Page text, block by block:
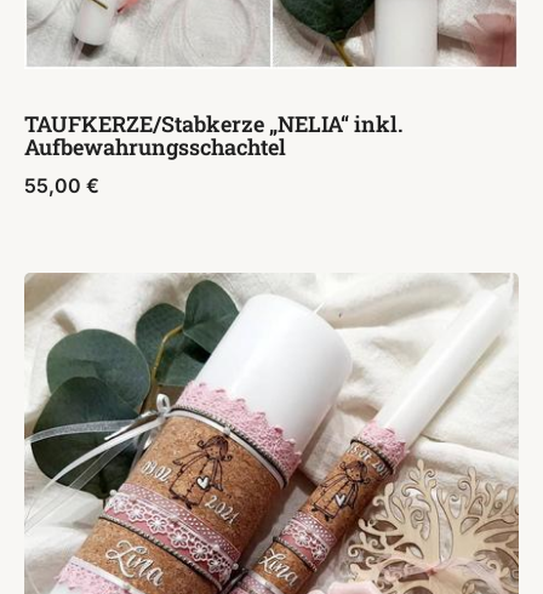
TAUFKERZE/Stabkerze „NELIA“ inkl.
Aufbewahrungsschachtel
55,00 €